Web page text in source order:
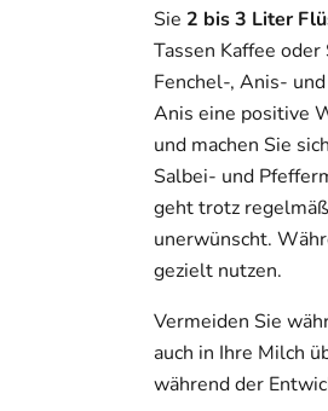
Sie 2 bis 3 Liter
Tassen Kaffee
Fenchel-, Anis-
Anis eine positive
und machen Sie
Salbei- und
geht trotz
unerwünscht.
gezielt nutzen.
Vermeiden Sie
auch in Ihre Milch
während der